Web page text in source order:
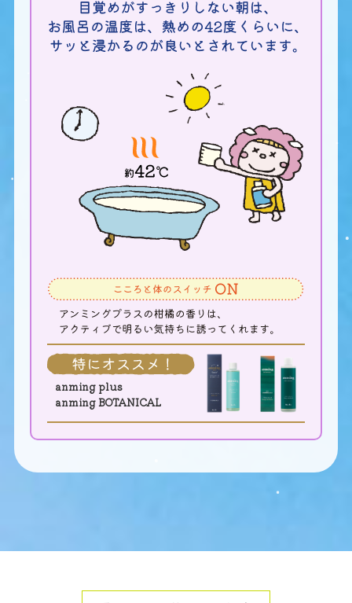
anming plus
anming BOTANICAL